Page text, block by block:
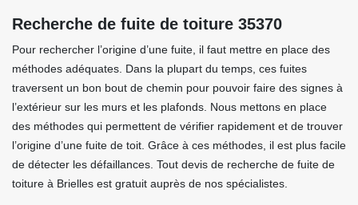
Recherche de fuite de toiture 35370
Pour rechercher l’origine d’une fuite, il faut mettre en place des
méthodes adéquates. Dans la plupart du temps, ces fuites
traversent un bon bout de chemin pour pouvoir faire des signes à
l’extérieur sur les murs et les plafonds. Nous mettons en place
des méthodes qui permettent de vérifier rapidement et de trouver
l’origine d’une fuite de toit. Grâce à ces méthodes, il est plus facile
de détecter les défaillances. Tout devis de recherche de fuite de
toiture à Brielles est gratuit auprès de nos spécialistes.